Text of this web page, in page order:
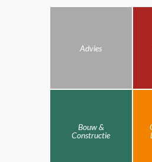
Advies
Bouw &
Constructie